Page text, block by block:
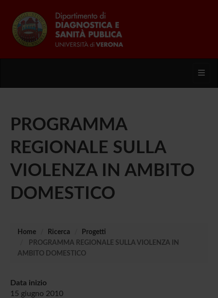
PROGRAMMA
REGIONALE SULLA
VIOLENZA IN AMBITO
DOMESTICO
Home Ricerca
Progetti
PROGRAMMA REGIONALE SULLA VIOLENZA IN
AMBITO DOMESTICO
Data inizio
15 giugno 2010